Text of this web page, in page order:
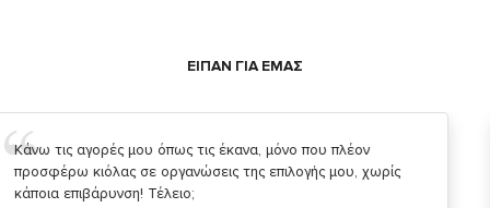
ΕΙΠΑΝ ΓΙΑ ΕΜΑΣ
Σας ευχαριστώ που μας δίνετε την δυνατότητα να κάνουμε
κάτι!